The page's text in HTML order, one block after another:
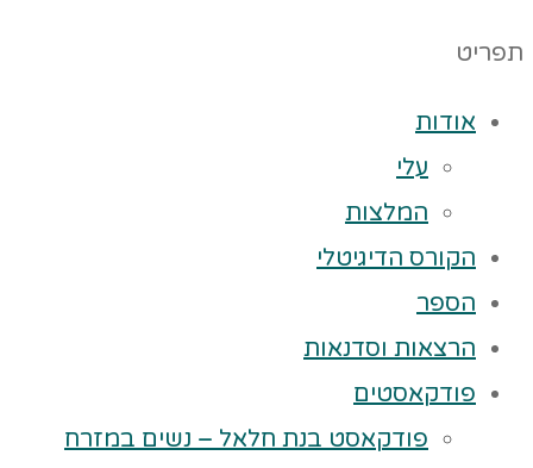
תפריט
אודות
עלי
המלצות
הקורס הדיגיטלי
הספר
הרצאות וסדנאות
פודקאסטים
פודקאסט בנת חלאל – נשים במזרח